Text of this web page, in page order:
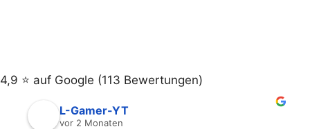
4,9 ⭐️ auf Google (113 Bewertungen)
L-Gamer-YT
vor 2 Monaten